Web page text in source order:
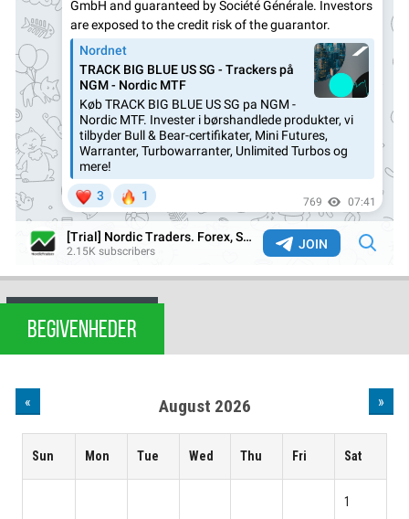
BEGIVENHEDER
« August 2026 »
Sun Mon Tue Wed Thu Fri Sat
1